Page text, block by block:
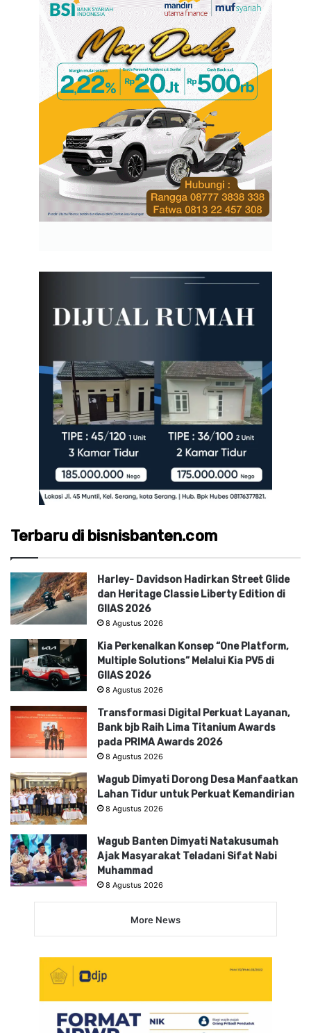
Terbaru di bisnisbanten.com
Harley- Davidson Hadirkan Street Glide
dan Heritage Classie Liberty Edition di
GIIAS 2026
8 Agustus 2026
Kia Perkenalkan Konsep “One Platform,
Multiple Solutions” Melalui Kia PV5 di
GIIAS 2026
8 Agustus 2026
Transformasi Digital Perkuat Layanan,
Bank bjb Raih Lima Titanium Awards
pada PRIMA Awards 2026
8 Agustus 2026
Wagub Dimyati Dorong Desa Manfaatkan
Lahan Tidur untuk Perkuat Kemandirian
8 Agustus 2026
Wagub Banten Dimyati Natakusumah
Ajak Masyarakat Teladani Sifat Nabi
Muhammad
8 Agustus 2026
More News